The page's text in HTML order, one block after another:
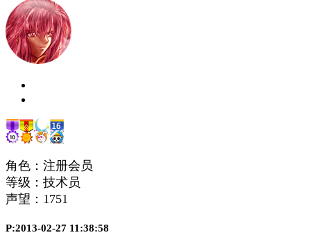
角色：注册会员
等级：技术员
声望： 1751
P:2013-02-27 11:38:58